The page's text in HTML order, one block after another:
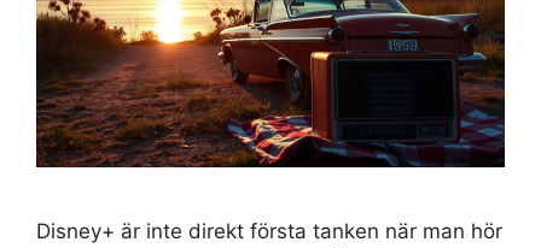
Disney+ är inte direkt första tanken när man hör